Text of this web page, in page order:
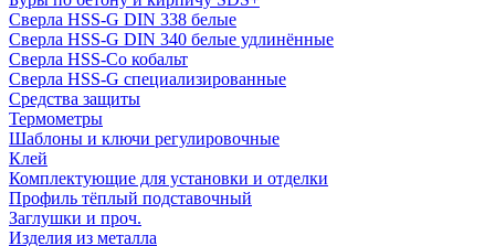
Сверла HSS-G DIN 338 белые
Сверла HSS-G DIN 340 белые удлинённые
Сверла HSS-Co кобальт
Сверла HSS-G специализированные
Средства защиты
Термометры
Шаблоны и ключи регулировочные
Клей
Комплектующие для установки и отделки
Профиль тёплый подставочный
Заглушки и проч.
Изделия из металла